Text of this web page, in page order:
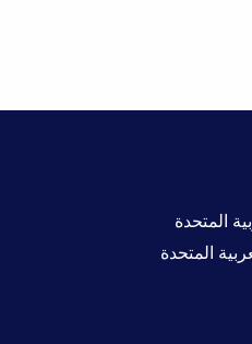
المتحدة
المتحدة